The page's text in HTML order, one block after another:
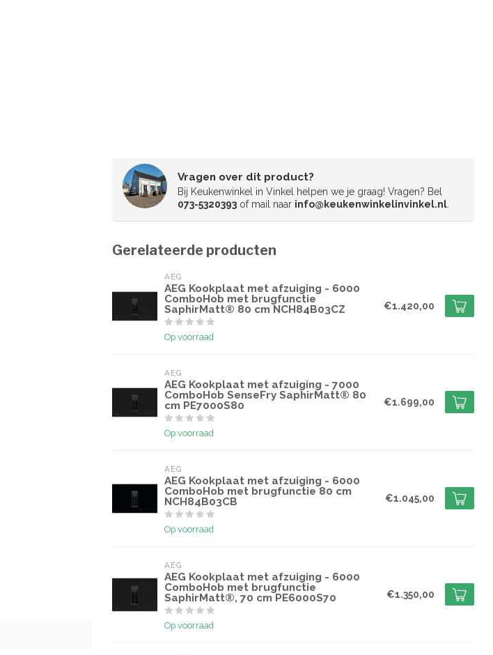
Vragen over dit product?
Bij Keukenwinkel in Vinkel helpen we je graag! Vragen? Bel
073-5320393 of mail naar info@keukenwinkelinvinkel.nl
Gerelateerde producten
AEG
AEG Kookplaat met afzuiging - 6000
ComboHob met brugfunctie
SaphirMatt® 80 cm NCH84B03CZ
Op voorraad
€1.420,00
AEG
AEG Kookplaat met afzuiging - 7000
ComboHob SenseFry SaphirMatt® 80
cm PE7000S80
Op voorraad
€1.699,00
AEG
AEG Kookplaat met afzuiging - 6000
ComboHob met brugfunctie 80 cm
NCH84B03CB
Op voorraad
€1.045,00
AEG
AEG Kookplaat met afzuiging - 6000
ComboHob met brugfunctie
SaphirMatt®, 70 cm PE6000S70
Op voorraad
€1.350,00